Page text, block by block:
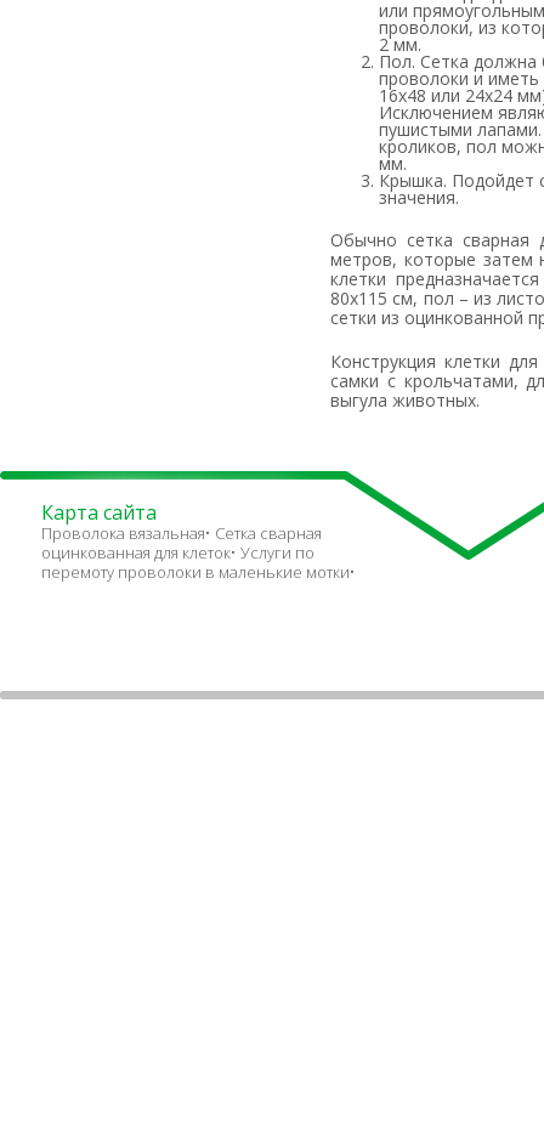
или
проволоки, из
2 мм.
Пол. Сетка должна
проволоки и
16х48 или 24х24
Исключением
пушистыми лапами.
кроликов, пол
мм.
Крышка. Подойдет
значения.
Обычно сетка сварная для клеток поставляется в виде рулонов по 10, 50 или 150 погонных
метров, которые затем
клетки
80х115 см, пол – из
сетки из оцинкованной
Конструкция клетки для кроликов зависит от назначения изделия. Так, есть клетки-домики для
самки с крольчатами,
выгула животных.
Карта сайта
Проволока вязальная Сетка сварная
оцинкованная для клеток Услуги по
перемоту проволоки в маленькие мотки